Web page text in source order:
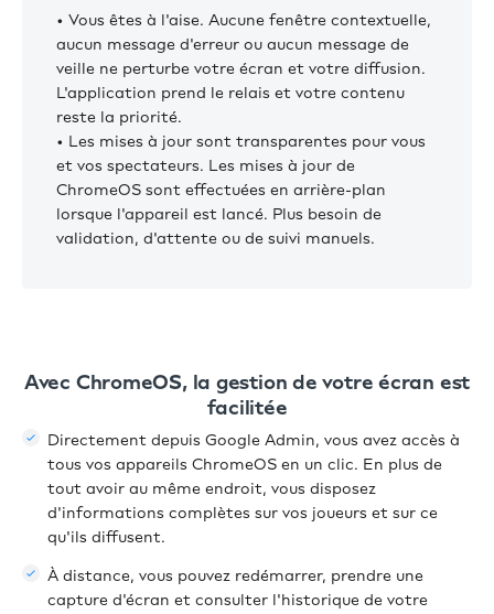
• Vous êtes à l'aise. Aucune fenêtre contextuelle,
aucun message d'erreur ou aucun message de
veille ne perturbe votre écran et votre diffusion.
L'application prend le relais et votre contenu
reste la priorité.
• Les mises à jour sont transparentes pour vous
et vos spectateurs. Les mises à jour de
ChromeOS sont effectuées en arrière-plan
lorsque l'appareil est lancé. Plus besoin de
validation, d'attente ou de suivi manuels.
Avec ChromeOS, la gestion de votre écran est
facilitée
Directement depuis Google Admin, vous avez accès à
tous vos appareils ChromeOS en un clic. En plus de
tout avoir au même endroit, vous disposez
d'informations complètes sur vos joueurs et sur ce
qu'ils diffusent.
À distance, vous pouvez redémarrer, prendre une
capture d'écran et consulter l'historique de votre